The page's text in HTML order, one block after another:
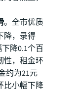
。全市优质
降，录得
降0.1个百
性，租金环
约为21元
比小幅下降